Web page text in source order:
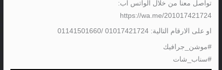
تواصل معنا من خلال الواتس اب:
https://wa.me/201017421724
او على الارقام التالية: 01017421724 /01141501660
#موشن_جرافيك
#سناب_شات